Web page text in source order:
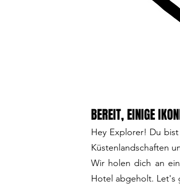
BEREIT, EINIGE
Hey Explorer! Du
Küstenlandschaften
Wir holen dich an
Hotel abgeholt. Let's